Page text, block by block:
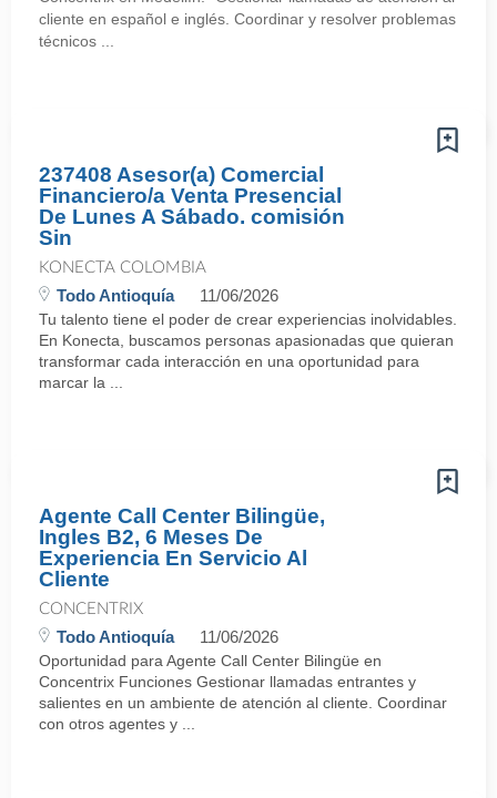
cliente en español e inglés. Coordinar y resolver problemas
técnicos ...
237408 Asesor(a) Comercial
Financiero/a Venta Presencial
De Lunes A Sábado. comisión
Sin
KONECTA COLOMBIA
Todo Antioquía 11/06/2026
Tu talento tiene el poder de crear experiencias inolvidables.
En Konecta, buscamos personas apasionadas que quieran
transformar cada interacción en una oportunidad para
marcar la ...
Agente Call Center Bilingüe,
Ingles B2, 6 Meses De
Experiencia En Servicio Al
Cliente
CONCENTRIX
Todo Antioquía 11/06/2026
Oportunidad para Agente Call Center Bilingüe en
Concentrix Funciones Gestionar llamadas entrantes y
salientes en un ambiente de atención al cliente. Coordinar
con otros agentes y ...